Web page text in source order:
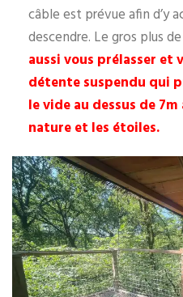
câble est prévue afin d’y
descendre. Le gros plus
aussi vous prélasser et
détente suspendu qui
le vide au dessus de
nature et les étoiles.